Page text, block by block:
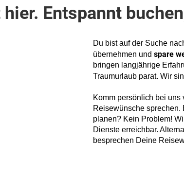
Entspannt
Du bist auf der Suche
übernehmen und spare
bringen langjährige
Traumurlaub parat. Wir
Komm persönlich bei
Reisewünsche sprechen.
planen? Kein Problem!
Dienste erreichbar.
besprechen Deine